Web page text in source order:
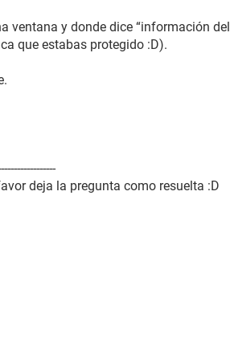
ventana y donde dice “información del
que estabas protegido :D).
deja la pregunta como resuelta :D